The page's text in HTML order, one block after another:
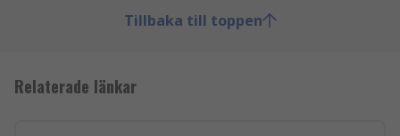
Tillbaka till toppen
Relaterade länkar